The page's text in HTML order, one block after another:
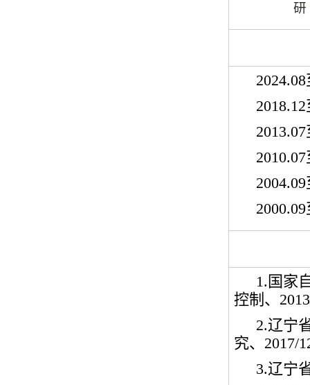
研
2024.08
2018.12
2013.07
2010.07
2004.09
2000.09
1. 国家
控制、
2.辽宁
究、 2017/
3.辽宁